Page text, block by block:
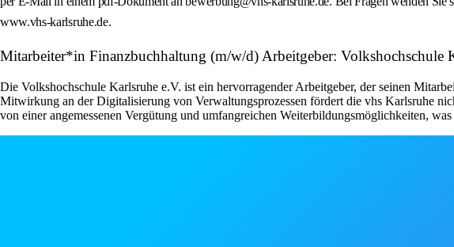
www.vhs-karlsruhe.de.
Mitarbeiter*in Finanzbuchhaltung (m/w/d) Arbeitgeber: Volkshochschule
Die Volkshochschule Karlsruhe e.V. ist ein hervorragender Arbeitgeber, der seinen
Mitwirkung an der Digitalisierung von Verwaltungsprozessen fördert die vhs Karlsruhe
von einer angemessenen Vergütung und umfangreichen Weiterbildungsmöglichkeiten,